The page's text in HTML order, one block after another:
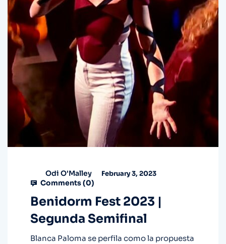
Odi O'Malley February 3, 2023
Comments (0)
Benidorm Fest 2023 |
Segunda Semifinal
Blanca Paloma se perfila como la propuesta